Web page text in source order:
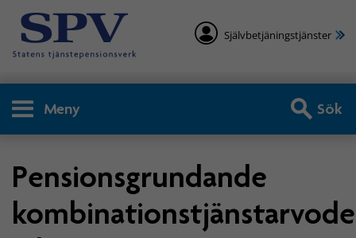
Självbetjäningstjänster
Meny Sök
Pensionsgrundande